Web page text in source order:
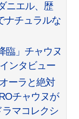
ニエル、歴
ナチュラルな
臨」チャウヌ
ンタビュー
ーラと絶対
チャウヌが
マコレクシ